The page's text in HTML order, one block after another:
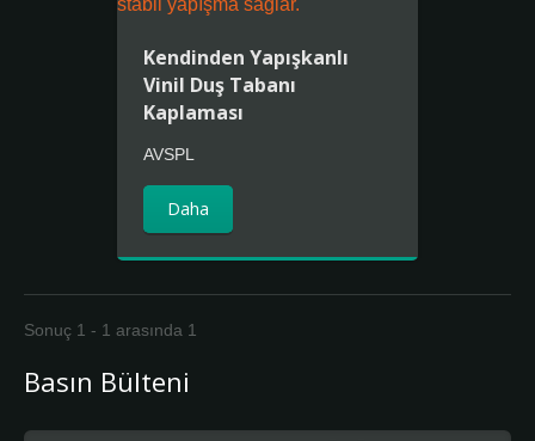
Kendinden Yapışkanlı
Vinil Duş Tabanı
Kaplaması
AVSPL
Daha
Sonuç 1 - 1 arasında 1
Basın Bülteni